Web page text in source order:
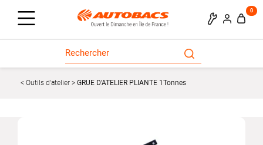
0
Outils d'atelier GRUE D'ATELIER PLIANTE 1Tonnes